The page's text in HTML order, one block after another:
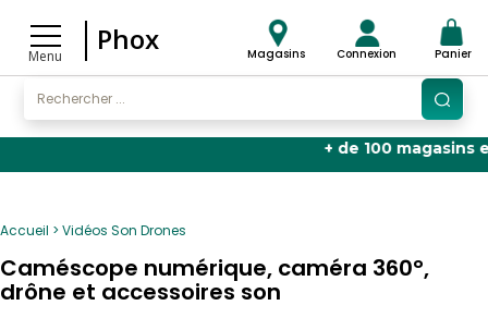
Menu
Phox Magasins Connexion Panier
+ de 100 magasins en
Accueil Vidéos Son Drones
Caméscope numérique, caméra 360°,
drône et accessoires son